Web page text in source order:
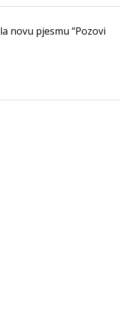
novu pjesmu “Pozovi